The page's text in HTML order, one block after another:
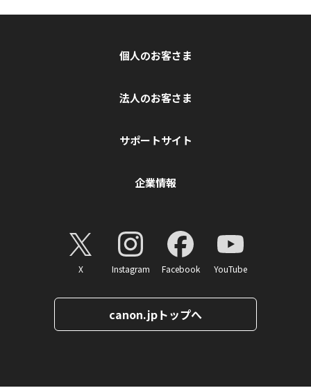
個人のお客さま
法人のお客さま
サポートサイト
企業情報
X Instagram Facebook YouTube
canon.jpトップへ